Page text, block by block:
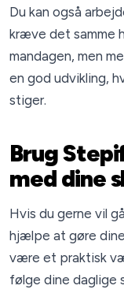
Du kan også
kræve det samme
mandagen, men
en god udvikling,
stiger.
Brug
med dine
Hvis du gerne vil
hjælpe at gøre
være et praktisk
følge dine daglige